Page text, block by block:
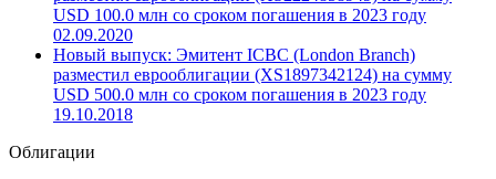
USD 100.0 млн со сроком погашения в 2023 году
02.09.2020
Новый выпуск: Эмитент ICBC (London Branch)
разместил еврооблигации (XS1897342124) на сумму
USD 500.0 млн со сроком погашения в 2023 году
19.10.2018
Облигации